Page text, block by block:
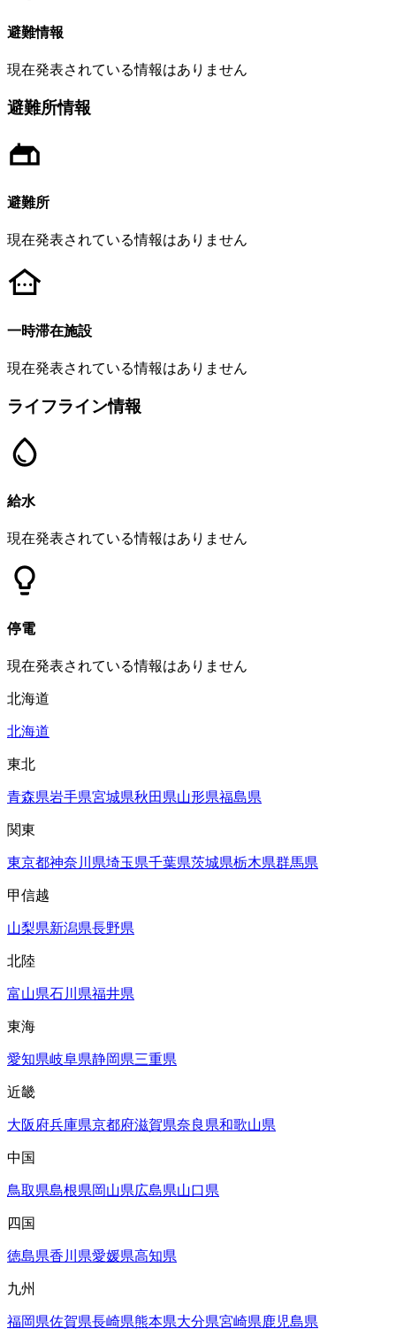
避難情報
現在発表されている情報はありません
避難所情報
避難所
現在発表されている情報はありません
一時滞在施設
現在発表されている情報はありません
ライフライン情報
給水
現在発表されている情報はありません
停電
現在発表されている情報はありません
北海道
北海道
東北
青森県岩手県宮城県秋田県山形県福島県
関東
東京都神奈川県埼玉県千葉県茨城県栃木県群馬県
甲信越
山梨県新潟県長野県
北陸
富山県石川県福井県
東海
愛知県岐阜県静岡県三重県
近畿
大阪府兵庫県京都府滋賀県奈良県和歌山県
中国
鳥取県島根県岡山県広島県山口県
四国
徳島県香川県愛媛県高知県
九州
福岡県佐賀県長崎県熊本県大分県宮崎県鹿児島県